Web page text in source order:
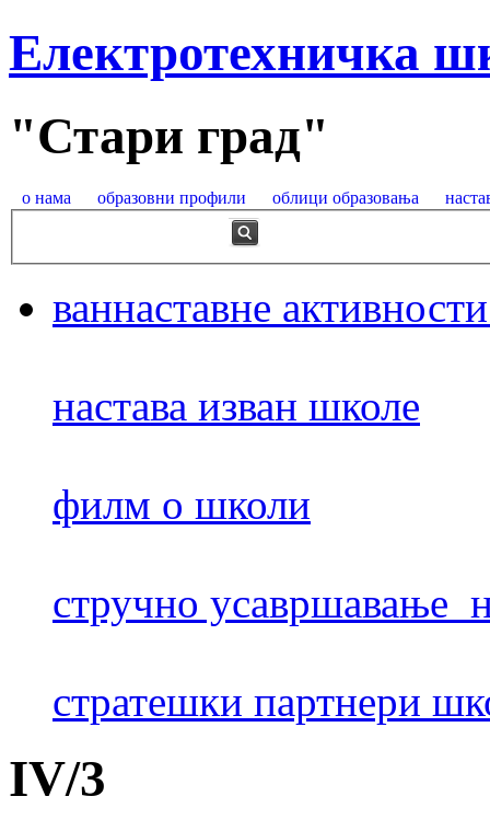
Електротехничка
"Стари град"
о нама образовни профили облици образовања
ваннаставне
настава изван школе
филм о школи
стручно усавршавање
стратешки партнери
IV/3